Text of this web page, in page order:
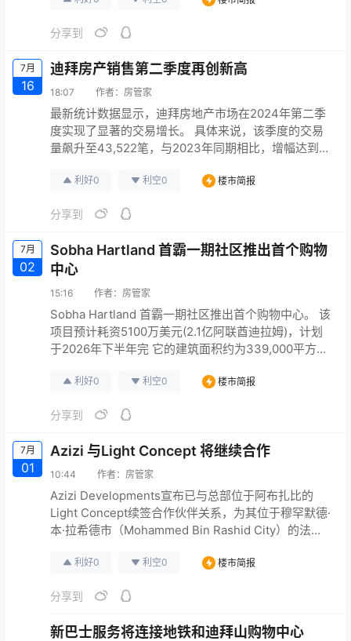
英国护照持有人代表了销售额排名前三的国际市场，
分享到
7月
16
迪拜房产销售第二季度再创新高
18:07 作者： 房管家
最新统计数据显示，迪拜房地产市场在2024年第二季
度实现了显著的交易增长。 具体来说，该季度的交易
量飙升至43,522笔，与2023年同期相比，增幅达到了
拉姆，同比增长了37%。 资讯来源：Khaleej Times
利好0 利空0 楼市简报
分享到
7月
02
Sobha Hartland 首霸一期社区推出首个购物
中心
15:16 作者： 房管家
Sobha Hartland 首霸一期社区推出首个购物中心。 该
项目预计耗资5100万美元(2.1亿阿联酋迪拉姆)，计划
于2026年下半年完 它的建筑面积约为339,000平方英
设施将包括35家零售店和10家F&B商店，以及一家超
Gulf news
原文连接
利好0 利空0 楼市简报
分享到
7月
01
Azizi 与Light Concept 将继续合作
10:44 作者： 房管家
Azizi Developments宣布已与总部位于阿布扎比的
Light Concept续签合作伙伴关系，为其位于穆罕默德·
本·拉希德市（Mohammed Bin Rashid City）的法国
提供合作伙伴关系。 作为著名的照明设计顾问，Light
的照明解决方案而闻名。 根据此次合作，它将负…
利好0 利空0 楼市简报
分享到
新巴士服务将连接地铁和迪拜山购物中心